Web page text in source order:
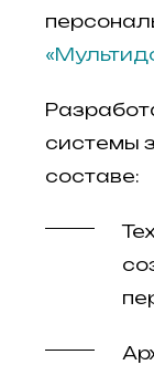
системы
составе: